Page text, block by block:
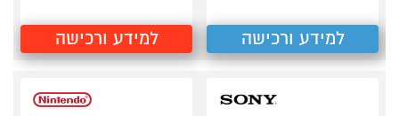
למידע ורכישה למידע ורכישה